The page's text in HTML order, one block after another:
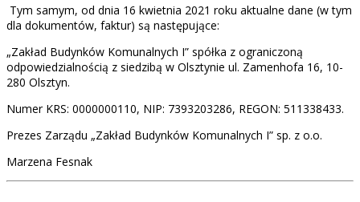
Tym samym, od dnia 16 kwietnia 2021 roku aktualne dane (w tym
dla dokumentów, faktur) są następujące:
„Zakład Budynków Komunalnych I” spółka z ograniczoną
odpowiedzialnością z siedzibą w Olsztynie ul. Zamenhofa 16, 10-
280 Olsztyn.
Numer KRS: 0000000110, NIP: 7393203286, REGON: 511338433.
Prezes Zarządu „Zakład Budynków Komunalnych I” sp. z o.o.
Marzena Fesnak